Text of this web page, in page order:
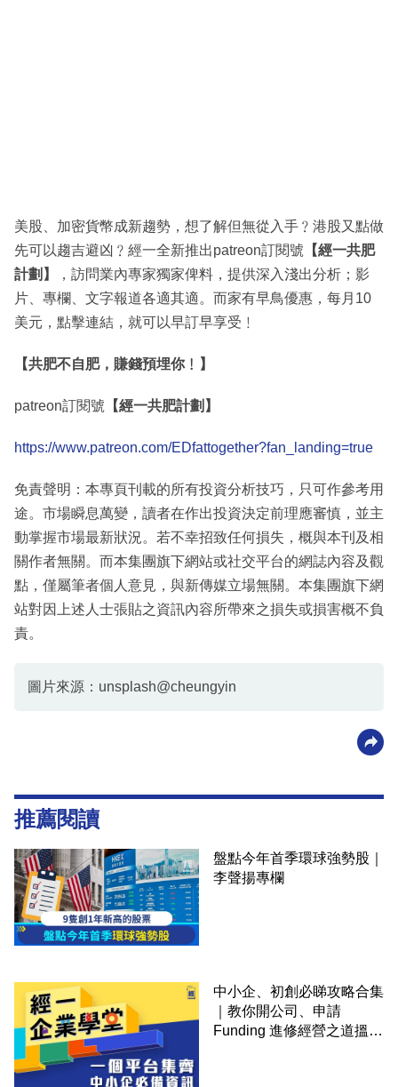
美股、加密貨幣成新趨勢，想了解但無從入手﹖港股又點做
先可以趨吉避凶﹖經一全新推出patreon訂閱號 【經一共肥
計劃】
，訪問業內專家獨家俾料，提供深入淺出分析；影
片、專欄、文字報道各適其適。而家有早鳥優惠，每月10
美元，點擊連結，就可以早訂早享受﹗
【共肥不自肥，賺錢預埋你﹗】
patreon訂閱號 【經一共肥計劃】
https://www.patreon.com/EDfattogether?fan_landing=true
免責聲明：本專頁刊載的所有投資分析技巧，只可作參考用
途。市場瞬息萬變，讀者在作出投資決定前理應審慎，並主
動掌握市場最新狀況。若不幸招致任何損失，概與本刊及相
關作者無關。而本集團旗下網站或社交平台的網誌內容及觀
點，僅屬筆者個人意見，與新傳媒立場無關。本集團旗下網
站對因上述人士張貼之資訊內容所帶來之損失或損害概不負
責。
圖片來源：unsplash@cheungyin
推薦閱讀
盤點今年首季環球強勢股｜
李聲揚專欄
中小企、初創必睇攻略合集
｜教你開公司、申請
Funding 進修經營之道搵大